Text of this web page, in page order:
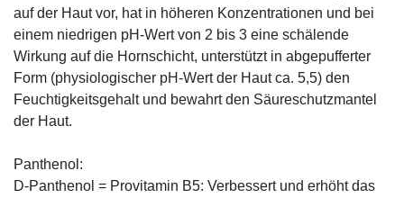
auf der Haut vor, hat in höheren Konzentrationen und bei
einem niedrigen pH-Wert von 2 bis 3 eine schälende
Wirkung auf die Hornschicht, unterstützt in abgepufferter
Form (physiologischer pH-Wert der Haut ca. 5,5) den
Feuchtigkeitsgehalt und bewahrt den Säureschutzmantel
der Haut.
Panthenol:
D-Panthenol = Provitamin B5: Verbessert und erhöht das